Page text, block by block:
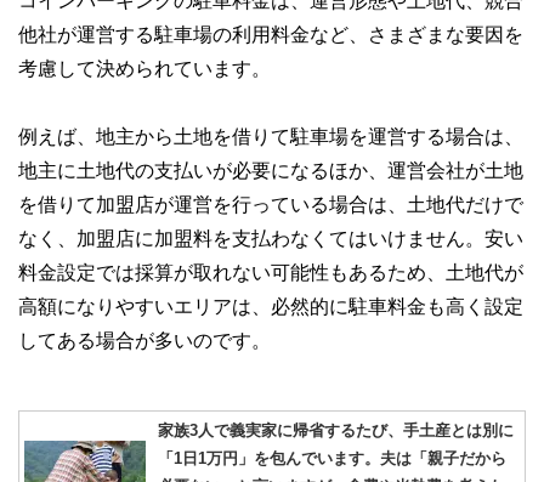
他社が運営する駐車場の利用料金など、さまざまな要因を
考慮して決められています。
例えば、地主から土地を借りて駐車場を運営する場合は、
地主に土地代の支払いが必要になるほか、運営会社が土地
を借りて加盟店が運営を行っている場合は、土地代だけで
なく、加盟店に加盟料を支払わなくてはいけません。安い
料金設定では採算が取れない可能性もあるため、土地代が
高額になりやすいエリアは、必然的に駐車料金も高く設定
してある場合が多いのです。
家族3人で義実家に帰省するたび、手土産とは別に
「1日1万円」を包んでいます。夫は「親子だから